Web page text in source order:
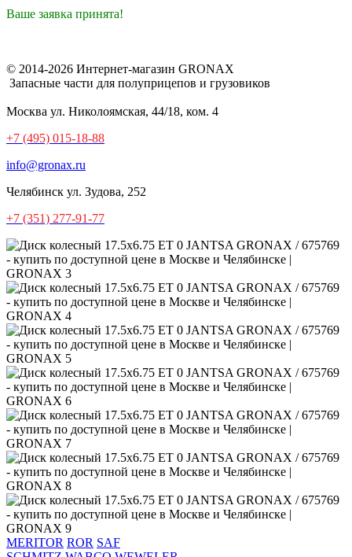
Ваше заявка принята!
© 2014-2026 Интернет-магазин GRONAX
Запасные части для полуприцепов и грузовиков
Москва ул. Николоямская, 44/18, ком. 4
+7 (495) 015-18-88
info@gronax.ru
Челябинск ул. Зудова, 252
+7 (351) 277-91-77
MERITOR ROR SAF